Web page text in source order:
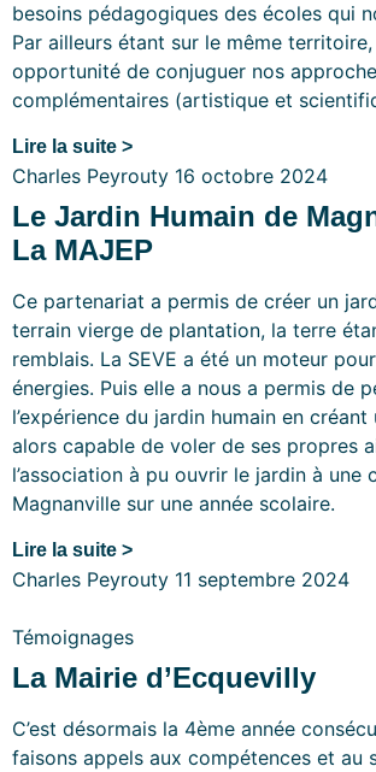
besoins pédagogiques des écoles qui
Par ailleurs étant sur le même territoire,
opportunité de conjuguer nos
complémentaires (artistique et
Lire la suite >
Charles Peyrouty 16 octobre 2024
Le Jardin Humain de
La MAJEP
Ce partenariat a permis de créer un
terrain vierge de plantation, la terre
remblais. La SEVE a été un moteur
énergies. Puis elle a nous a permis de
l’expérience du jardin humain en
alors capable de voler de ses propres
l’association à pu ouvrir le jardin à une
Magnanville sur une année scolaire.
Lire la suite >
Charles Peyrouty 11 septembre 2024
Témoignages
La Mairie d’Ecquevilly
C’est désormais la 4ème année
faisons appels aux compétences et au